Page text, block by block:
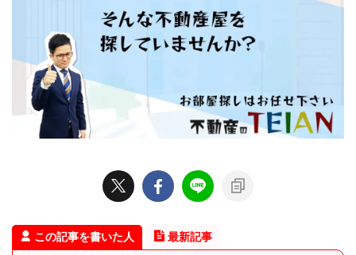
この記事を書いた人 最新記事